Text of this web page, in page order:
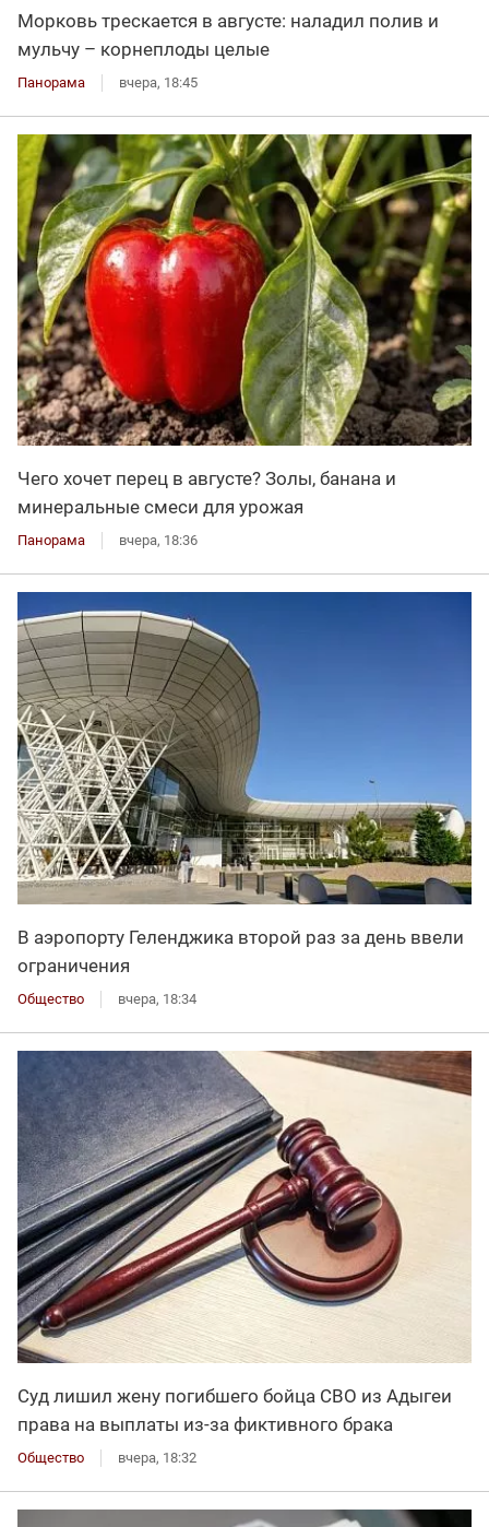
Морковь трескается в августе: наладил полив и
мульчу – корнеплоды целые
Панорама вчера, 18:45
Чего хочет перец в августе? Золы, банана и
минеральные смеси для урожая
Панорама вчера, 18:36
В аэропорту Геленджика второй раз за день ввели
ограничения
Общество вчера, 18:34
Суд лишил жену погибшего бойца СВО из Адыгеи
права на выплаты из-за фиктивного брака
Общество вчера, 18:32